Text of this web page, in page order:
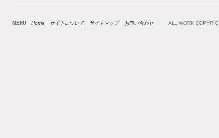
MENU Home サイトについて サイトマップ お問い合わせ ALL WORK